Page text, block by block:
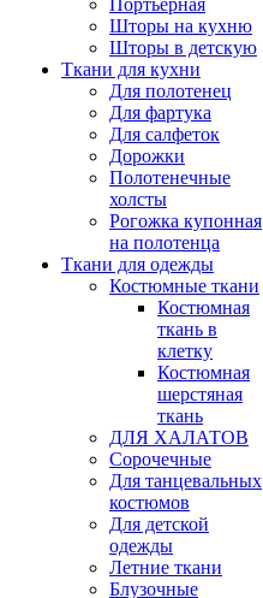
Портьерная
Шторы на кухню
Шторы в детскую
Ткани для кухни
Для полотенец
Для фартука
Для салфеток
Дорожки
Полотенечные
холсты
Рогожка купонная
на полотенца
Ткани для одежды
Костюмные ткани
Костюмная
ткань в
клетку
Костюмная
шерстяная
ткань
ДЛЯ ХАЛАТОВ
Сорочечные
Для танцевальных
костюмов
Для детской
одежды
Летние ткани
Блузочные